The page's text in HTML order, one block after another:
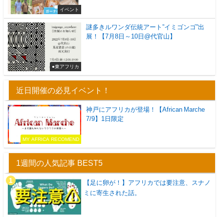
イベント
●東アフリカ
謎多きルワンダ伝統アート”イミゴンゴ”出
展！【7月8日～10日@代官山】
近日開催の必見イベント！
MY AFRICA RECOMEND
神戸にアフリカが登場！【African Marche
7/9】1日限定
1週間の人気記事 BEST5
【足に卵が！】アフリカでは要注意、スナノ
ミに寄生された話。